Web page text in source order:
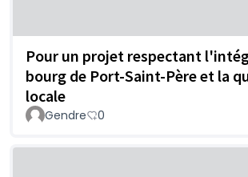
Pour un projet respectant
bourg de Port-Saint-Père et la
locale
Gendre 0